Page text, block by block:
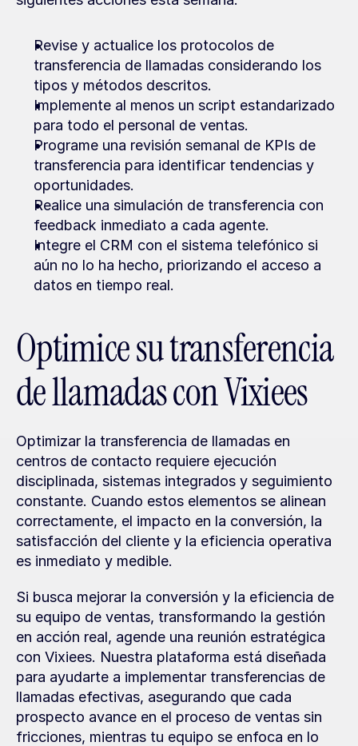
Revise y actualice los protocolos de
transferencia de llamadas considerando los
tipos y métodos descritos.
Implemente al menos un script estandarizado
para todo el personal de ventas.
Programe una revisión semanal de KPIs de
transferencia para identificar tendencias y
oportunidades.
Realice una simulación de transferencia con
feedback inmediato a cada agente.
Integre el CRM con el sistema telefónico si
aún no lo ha hecho, priorizando el acceso a
datos en tiempo real.
Optimice su transferencia
de llamadas con Vixiees
Optimizar la transferencia de llamadas en
centros de contacto requiere ejecución
disciplinada, sistemas integrados y seguimiento
constante. Cuando estos elementos se alinean
correctamente, el impacto en la conversión, la
satisfacción del cliente y la eficiencia operativa
es inmediato y medible.
Si busca mejorar la conversión y la eficiencia de
su equipo de ventas, transformando la gestión
en acción real, agende una reunión estratégica
con Vixiees. Nuestra plataforma está diseñada
para ayudarte a implementar transferencias de
llamadas efectivas, asegurando que cada
prospecto avance en el proceso de ventas sin
fricciones, mientras tu equipo se enfoca en lo